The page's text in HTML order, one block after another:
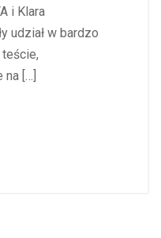
i Klara
udział w bardzo
na […]